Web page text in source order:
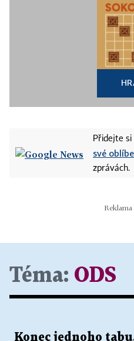
Přidejte
své
zprávách.
Téma: ODS
Konec jednoho